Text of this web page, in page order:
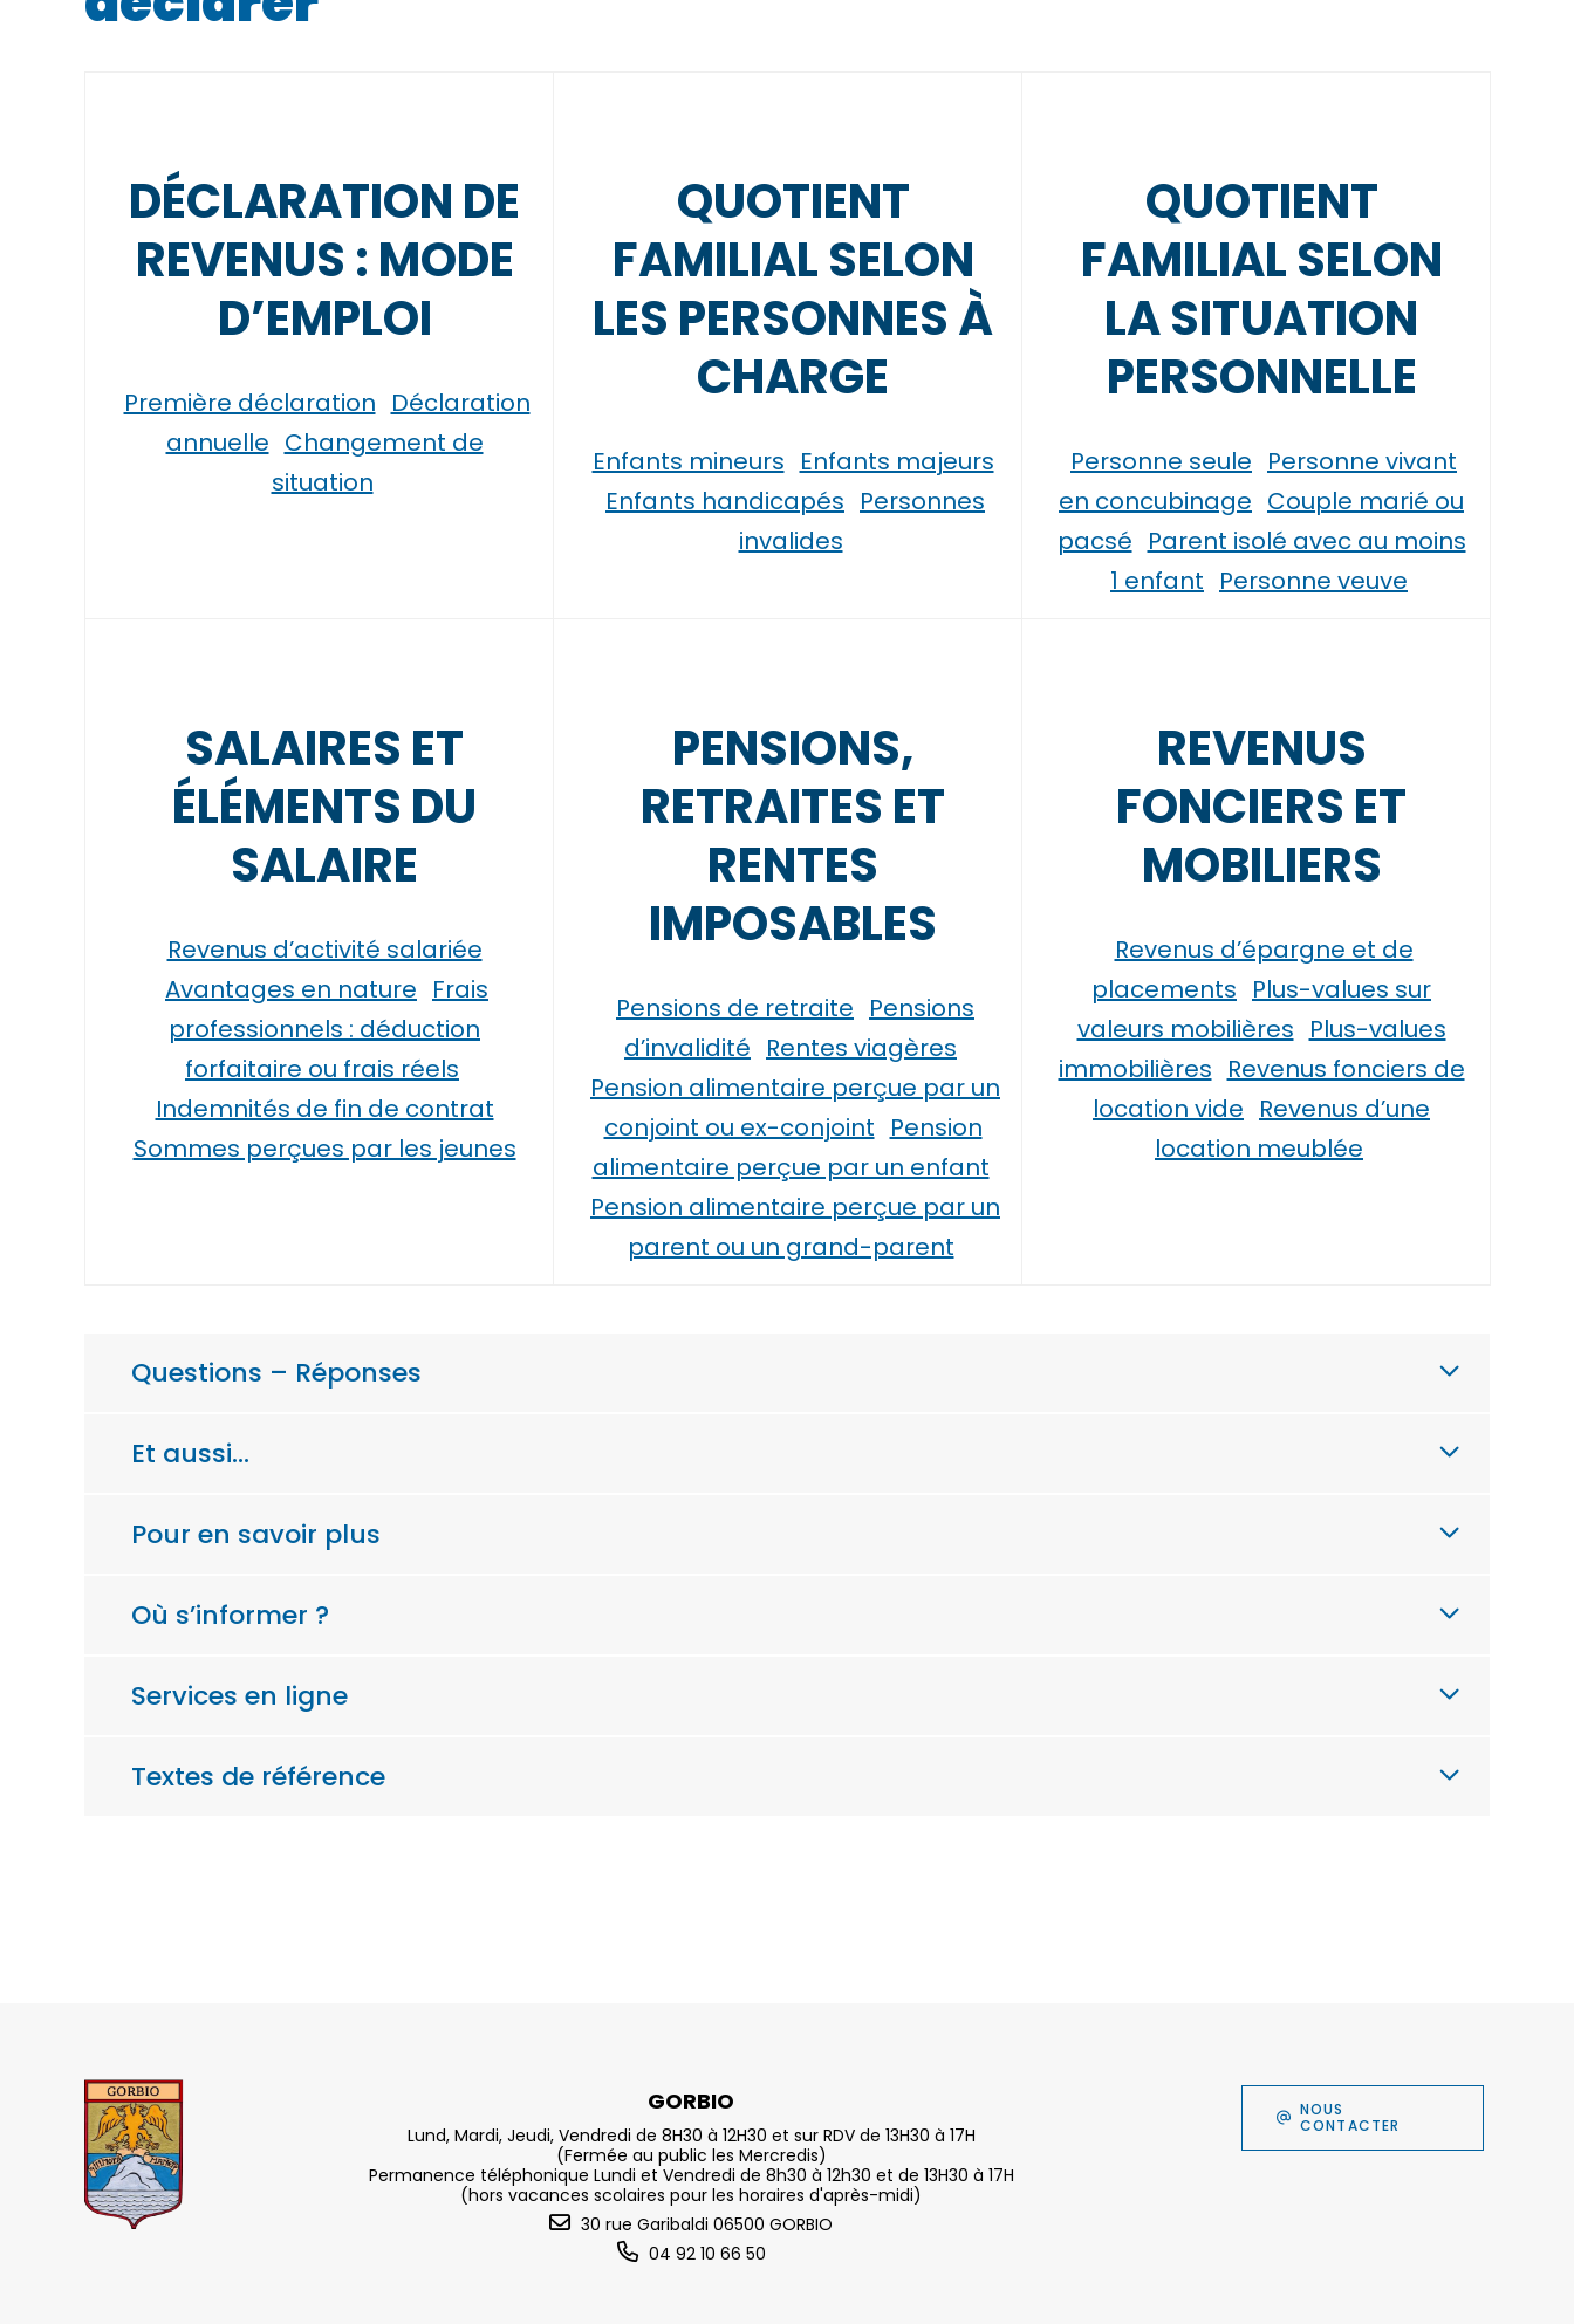
DÉCLARATION DE
REVENUS : MODE
D’EMPLOI
Première déclaration Déclaration
annuelle Changement de
situation
QUOTIENT
FAMILIAL SELON
LES PERSONNES À
CHARGE
Enfants mineurs Enfants majeurs
Enfants handicapés Personnes
invalides
QUOTIENT
FAMILIAL SELON
LA SITUATION
PERSONNELLE
Personne seule Personne vivant
en concubinage Couple marié ou
pacsé Parent isolé avec au moins
1 enfant Personne veuve
SALAIRES ET
ÉLÉMENTS DU
SALAIRE
Revenus d’activité salariée
Avantages en nature Frais
professionnels : déduction
forfaitaire ou frais réels
Indemnités de fin de contrat
Sommes perçues par les jeunes
PENSIONS,
RETRAITES ET
RENTES
IMPOSABLES
Pensions de retraite Pensions
d’invalidité Rentes viagères
Pension alimentaire perçue par un
conjoint ou ex-conjoint Pension
alimentaire perçue par un enfant
Pension alimentaire perçue par un
parent ou un grand-parent
REVENUS
FONCIERS ET
MOBILIERS
Revenus d’épargne et de
placements Plus-values sur
valeurs mobilières Plus-values
immobilières Revenus fonciers de
location vide Revenus d’une
location meublée
Questions – Réponses
Et aussi…
Pour en savoir plus
Où s’informer ?
Services en ligne
Textes de référence
GORBIO
Lund, Mardi, Jeudi, Vendredi de 8H30 à 12H30 et sur RDV de 13H30 à 17H
(Fermée au public les Mercredis)
Permanence téléphonique Lundi et Vendredi de 8h30 à 12h30 et de 13H30 à 17H
(hors vacances scolaires pour les horaires d'après-midi)
30 rue Garibaldi 06500 GORBIO
04 92 10 66 50
NOUS
CONTACTER